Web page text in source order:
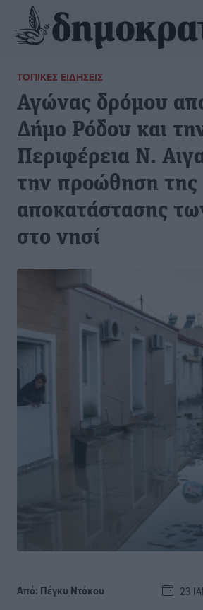
ΤΟΠΙΚΈΣ ΕΙΔΉΣΕΙΣ
Αγώνας δρόμου
Δήμο Ρόδου και
Περιφέρεια Ν.
την προώθηση της
αποκατάστασης
στο νησί
Από: Πέγκυ Ντόκου 23